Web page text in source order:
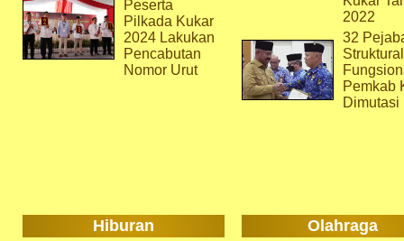
Peserta
Pilkada Kukar
2024 Lakukan
Pencabutan
Nomor Urut
2022
32
Pemkab
Dimutasi
Hiburan Olahraga